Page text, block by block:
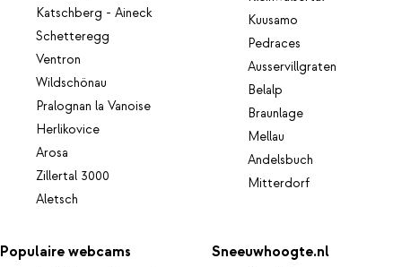
Katschberg - Aineck
Schetteregg
Ventron
Wildschönau
Pralognan la Vanoise
Herlikovice
Arosa
Zillertal 3000
Aletsch
Kuusamo
Pedraces
Ausservillgraten
Belalp
Braunlage
Mellau
Andelsbuch
Mitterdorf
Populaire webcams Sneeuwhoogte.nl